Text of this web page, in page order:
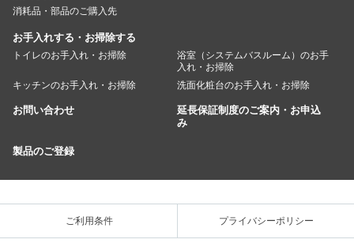
消耗品・部品のご購入先
お手入れする・お掃除する
トイレのお手入れ・お掃除
浴室（システムバスルーム）のお手
入れ・お掃除
キッチンのお手入れ・お掃除
洗面化粧台のお手入れ・お掃除
お問い合わせ
延長保証制度のご案内・お申込
み
製品のご登録
ご利用条件 プライバシーポリシー